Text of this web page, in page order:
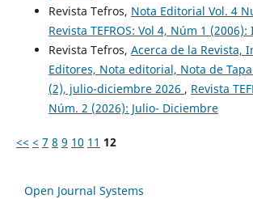
Revista Tefros, Nota Editorial Vol. 4
Revista TEFROS: Vol 4, Núm 1
Revista Tefros, Acerca de la Revista,
Editores, Nota editorial, Nota de
(2), julio-diciembre 2026 , Revista
Núm. 2 (2026): Julio- Diciembre
<< < 7 8 9 10 11 12
Open Journal Systems